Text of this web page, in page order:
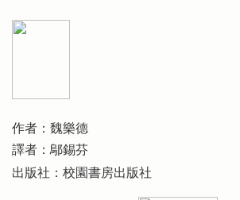
作者：魏樂德
譯者：鄔錫芬
出版社：校園書房出版社